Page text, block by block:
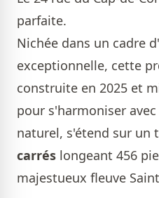
parfaite.
Nichée dans un cadre
exceptionnelle, cette
construite en 2025 et
pour s'harmoniser
naturel, s'étend sur un
carrés longeant 456
majestueux fleuve